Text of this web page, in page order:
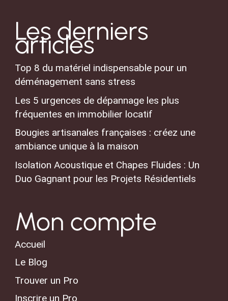
Les derniers
articles
Top 8 du matériel indispensable pour un
déménagement sans stress
Les 5 urgences de dépannage les plus
fréquentes en immobilier locatif
Bougies artisanales françaises : créez une
ambiance unique à la maison
Isolation Acoustique et Chapes Fluides : Un
Duo Gagnant pour les Projets Résidentiels
Mon compte
Accueil
Le Blog
Trouver un Pro
Inscrire un Pro